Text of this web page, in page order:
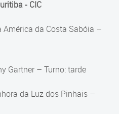
- CIC
da Costa Sabóia –
Gartner – Turno: tarde
da Luz dos Pinhais –